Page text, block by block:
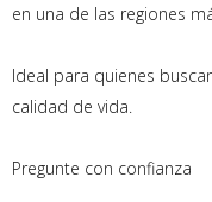
en una de las regiones
Ideal para quienes
calidad de vida.
Pregunte con confianza